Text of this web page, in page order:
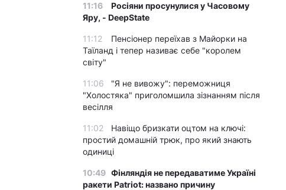
11:16
Росіяни просунулися у Часовому
Яру, - DeepState
11:12
Пенсіонер переїхав з Майорки на
Таїланд і тепер називає себе "королем
світу"
11:06
"Я не вивожу": переможниця
"Холостяка" приголомшила зізнанням після
весілля
11:02
Навіщо бризкати оцтом на ключі:
простий домашній трюк, про який знають
одиниці
10:49 Фінляндія не передаватиме Україні
ракети Patriot: названо причину